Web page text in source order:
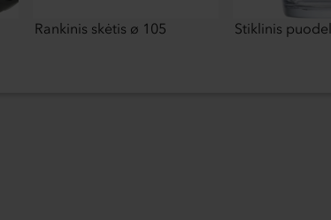
Rankinis skėtis ø 105 Stiklinis